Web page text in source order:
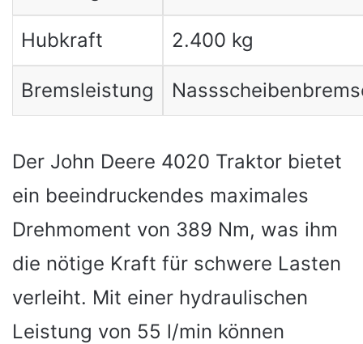
Hubkraft 2.400 kg
Bremsleistung
Der John Deere 4020 Traktor bietet
ein beeindruckendes maximales
Drehmoment von 389 Nm, was ihm
die nötige Kraft für schwere Lasten
verleiht. Mit einer hydraulischen
Leistung von 55 l/min können